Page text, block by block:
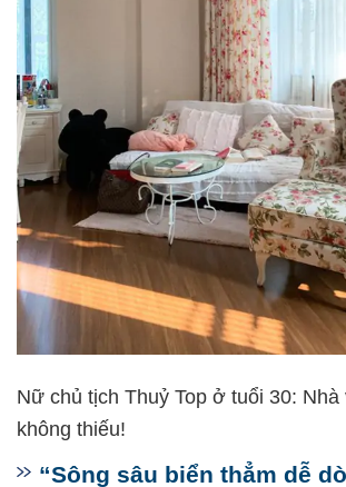
Nữ chủ tịch Thuỷ Top ở tuổi 30:
không thiếu!
“Sông sâu biển thẳm dễ